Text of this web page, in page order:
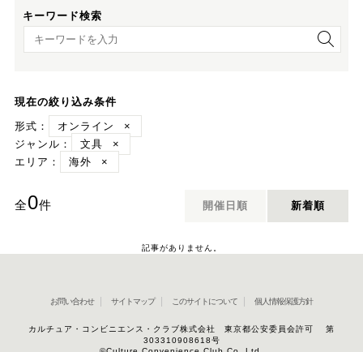
キーワード検索
キーワード検索
現在の絞り込み条件
形式：
オンライン
×
ジャンル：
文具
×
エリア：
海外 ×
全0件 開催日順 新着順
記事がありません。
お問い合わせ サイトマップ このサイトについて 個人情報保護方針
カルチュア・コンビニエンス・クラブ株式会社 東京都公安委員会許可 第
303310908618号